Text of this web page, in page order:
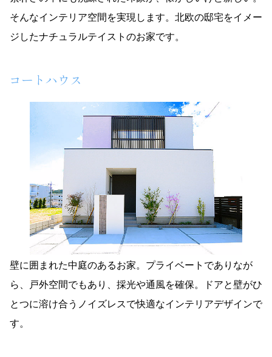
そんなインテリア空間を実現します。北欧の邸宅をイメー
ジしたナチュラルテイストのお家です。
コートハウス
壁に囲まれた中庭のあるお家。プライベートでありなが
ら、戸外空間でもあり、採光や通風を確保。ドアと壁がひ
とつに溶け合うノイズレスで快適なインテリアデザインで
す。